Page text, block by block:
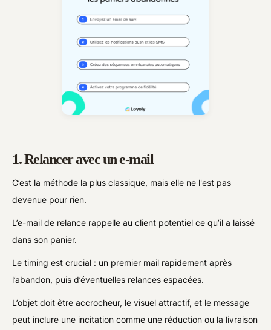
1. Relancer avec un e-mail
C’est la méthode la plus classique, mais elle ne l'est pas
devenue pour rien.
L’e-mail de relance rappelle au client potentiel ce qu’il a laissé
dans son panier.
Le timing est crucial : un premier mail rapidement après
l’abandon, puis d’éventuelles relances espacées.
L’objet doit être accrocheur, le visuel attractif, et le message
peut inclure une incitation comme une réduction ou la livraison